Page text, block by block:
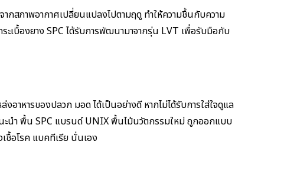
กสภาพอากาศเปลี่ยนแปลงไปตามฤดู ทำให้ความชื้นกับความ
บื้องยาง SPC ได้รับการพัฒนามาจากรุ่น LVT เพื่อรับมือกับ
าหารของปลวก มอด ได้เป็นอย่างดี หากไม่ได้รับการใส่ใจดูแล
ะนำ พื้น SPC แบรนด์ UNIX พื้นไม้นวัตกรรมใหม่ ถูกออกแบบ
ชื้อโรค แบคทีเรีย นั่นเอง